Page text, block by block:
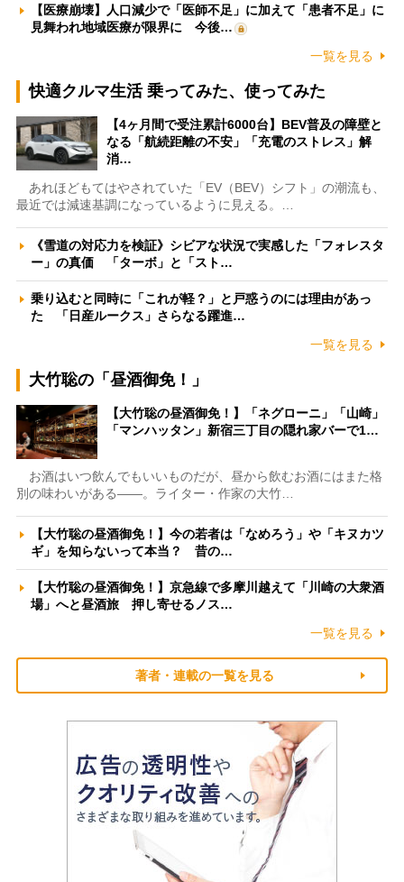
【医療崩壊】人口減少で「医師不足」に加えて「患者不足」に
見舞われ地域医療が限界に 今後…
一覧を見る
快適クルマ生活 乗ってみた、使ってみた
【4ヶ月間で受注累計6000台】BEV普及の障壁と
なる「航続距離の不安」「充電のストレス」解
消…
あれほどもてはやされていた「EV（BEV）シフト」の潮流も、
最近では減速基調になっているように見える。…
《雪道の対応力を検証》シビアな状況で実感した「フォレスタ
ー」の真価 「ターボ」と「スト…
乗り込むと同時に「これが軽？」と戸惑うのには理由があっ
た 「日産ルークス」さらなる躍進…
一覧を見る
大竹聡の「昼酒御免！」
【大竹聡の昼酒御免！】「ネグローニ」「山崎」
「マンハッタン」新宿三丁目の隠れ家バーで1…
お酒はいつ飲んでもいいものだが、昼から飲むお酒にはまた格
別の味わいがある――。ライター・作家の大竹…
【大竹聡の昼酒御免！】今の若者は「なめろう」や「キヌカツ
ギ」を知らないって本当？ 昔の…
【大竹聡の昼酒御免！】京急線で多摩川越えて「川崎の大衆酒
場」へと昼酒旅 押し寄せるノス…
一覧を見る
著者・連載の一覧を見る